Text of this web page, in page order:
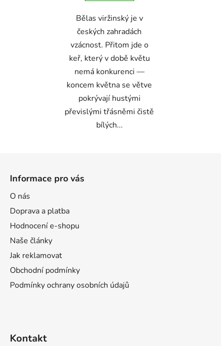
Bělas viržinský je v
českých zahradách
vzácnost. Přitom jde o
keř, který v době květu
nemá konkurenci —
koncem května se větve
pokrývají hustými
převislými třásněmi čistě
bílých...
Informace pro vás
O nás
Doprava a platba
Hodnocení e-shopu
Naše články
Jak reklamovat
Obchodní podmínky
Podmínky ochrany osobních údajů
Kontakt